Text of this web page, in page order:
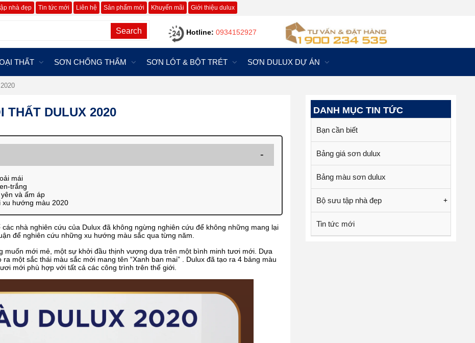
nhà đẹp Tin tức mới Liên hệ Sản phẩm mới Khuyến mãi Giới thiệu dulux
Search Hotline:0934152927
THẤT SƠN CHỐNG THẤM SƠN LÓT & BỘT TRÉT SƠN DULUX DỰ ÁN
THẤT DULUX 2020
mái
trắng
và ấm áp
xu hướng màu 2020
nhà nghiên cứu của Dulux đã không ngừng nghiên cứu để không những mang lại
để nghiên cứu những xu hướng màu sắc qua từng năm.
muốn mới mẻ, một sự khởi đầu thịnh vượng dựa trên một bình minh tươi mới. Dựa
một sắc thái màu sắc mới mang tên “Xanh ban mai” . Dulux đã tạo ra 4 bảng màu
mới phù hợp với tất cả các công trình trên thế giới.
DANH MỤC TIN TỨC
Bạn cần biết
Bảng giá sơn dulux
Bảng màu sơn dulux
Bộ sưu tập nhà đẹp +
Tin tức mới